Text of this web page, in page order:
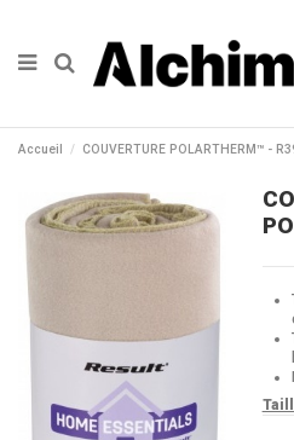
Accueil COUVERTURE POLARTHERM™ -